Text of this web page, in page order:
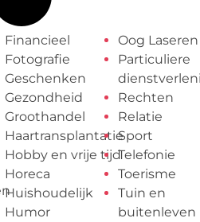
Financieel
Fotografie
Geschenken
Gezondheid
Groothandel
Haartransplantatie
Hobby en vrije tijd
Horeca
Huishoudelijk
Humor
Oog Laseren
Particuliere
Rechten
Relatie
Sport
Telefonie
Toerisme
Tuin en
buitenleven